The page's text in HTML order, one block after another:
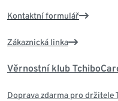
Kontaktní formulář
Zákaznická linka
Věrnostní klub
Doprava zdarma pro držitele